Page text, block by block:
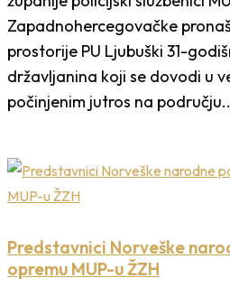
Zapadnohercegovačke
prostorije PU Ljubuški 31-
državljanina koji se dovodi u
počinjenim jutros na
Predstavnici Norveške
opremu MUP-u ŽZH